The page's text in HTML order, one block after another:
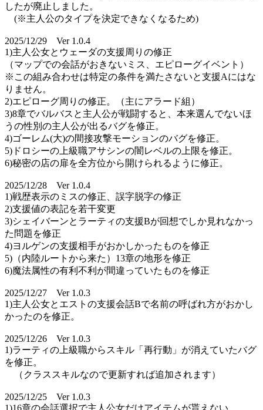
したが廃止しました。
(※主人公のタイプを決定できなくなるため)
2025/12/29 Ver 1.0.4
1)主人公女とウェーダの支援周りの修正
（マップでの会話がおきないミス、エピローグイベント）
※この組み合わせは特定の条件を満たさないと支援Aにはな
りません。
2)エピローグ周りの修正。（主にアラード組）
3)8章でバルバスと主人公が戦闘すると、本来選んでないほ
うの性別の主人公が出るバグを修正。
4)ゴーレム(大)の間接攻撃モーションのバグを修正。
5)ドロシーの上級職アサシンの闇レベルの上限を修正。
6)秘密の店の扉を全方位から開けられるように修正。
2025/12/28 Ver 1.0.4
1)戦歴表示のミスの修正、誤字脱字の修正
2)支援値の表記を若干変更
3)シェイバーンとラーティの支援Bが回想でしか見れなかっ
た問題を修正
4)ヨルゲンの支援相手がおかしかったものを修正
5)（内陸ルートから来た）13章の地形を修正
6)魔法属性の有利不利が間違っていたものを修正
2025/12/27 Ver 1.0.3
1)主人公女とエストの支援会話Bで名前の呼ばれ方がおかし
かったのを修正。
2025/12/26 Ver 1.0.3
1)ラーティの上級職からスキル「再行動」が消えていたバグ
を修正。
（クラススキルなので更新すれば追加されます）
2025/12/25 Ver 1.0.3
1)16章の会話選択で主人公女だけアイテムが貰えない